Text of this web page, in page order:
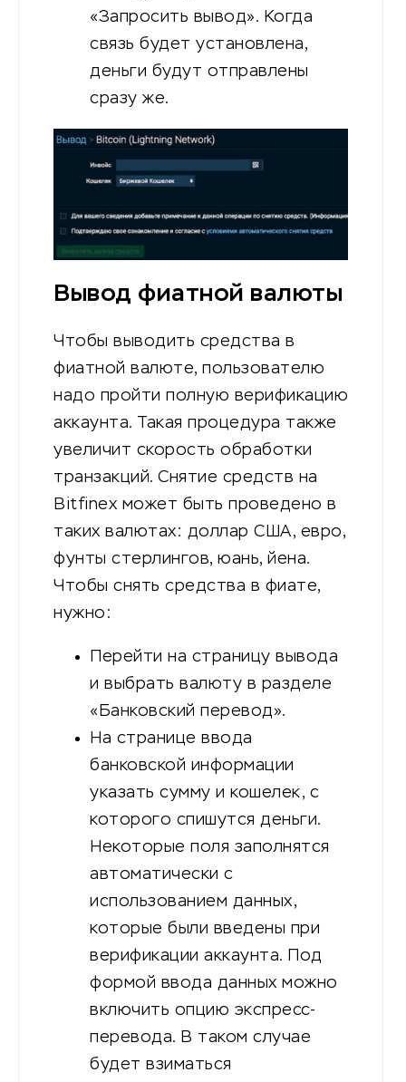
«Запросить вывод». Когда
связь будет установлена,
деньги будут отправлены
сразу же.
Вывод фиатной валюты
Чтобы выводить средства в
фиатной валюте, пользователю
надо пройти полную верификацию
аккаунта. Такая процедура также
увеличит скорость обработки
транзакций. Снятие средств на
Bitfinex может быть проведено в
таких валютах: доллар США, евро,
фунты стерлингов, юань, йена.
Чтобы снять средства в фиате,
нужно:
Перейти на страницу вывода
и выбрать валюту в разделе
«Банковский перевод».
На странице ввода
банковской информации
указать сумму и кошелек, с
которого спишутся деньги.
Некоторые поля заполнятся
автоматически с
использованием данных,
которые были введены при
верификации аккаунта. Под
формой ввода данных можно
включить опцию экспресс-
перевода. В таком случае
будет взиматься